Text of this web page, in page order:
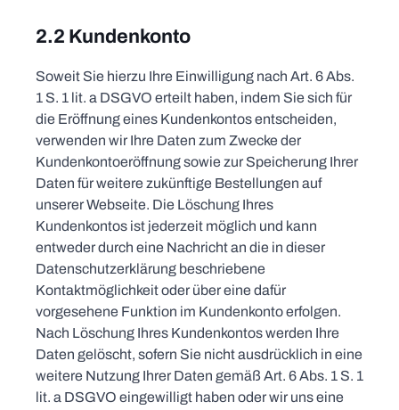
2.2 Kundenkonto
Soweit Sie hierzu Ihre Einwilligung nach Art. 6 Abs.
1 S. 1 lit. a DSGVO erteilt haben, indem Sie sich für
die Eröffnung eines Kundenkontos entscheiden,
verwenden wir Ihre Daten zum Zwecke der
Kundenkontoeröffnung sowie zur Speicherung Ihrer
Daten für weitere zukünftige Bestellungen auf
unserer Webseite. Die Löschung Ihres
Kundenkontos ist jederzeit möglich und kann
entweder durch eine Nachricht an die in dieser
Datenschutzerklärung beschriebene
Kontaktmöglichkeit oder über eine dafür
vorgesehene Funktion im Kundenkonto erfolgen.
Nach Löschung Ihres Kundenkontos werden Ihre
Daten gelöscht, sofern Sie nicht ausdrücklich in eine
weitere Nutzung Ihrer Daten gemäß Art. 6 Abs. 1 S. 1
lit. a DSGVO eingewilligt haben oder wir uns eine